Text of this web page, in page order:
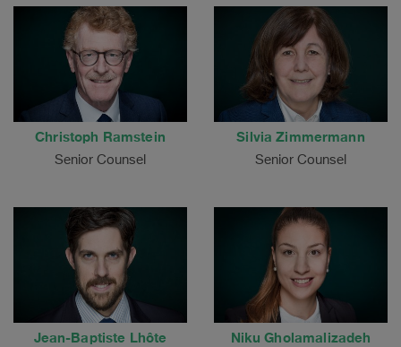
Christoph Ramstein
Senior Counsel
Silvia Zimmermann
Senior Counsel
Jean-Baptiste Lhôte Niku Gholamalizadeh